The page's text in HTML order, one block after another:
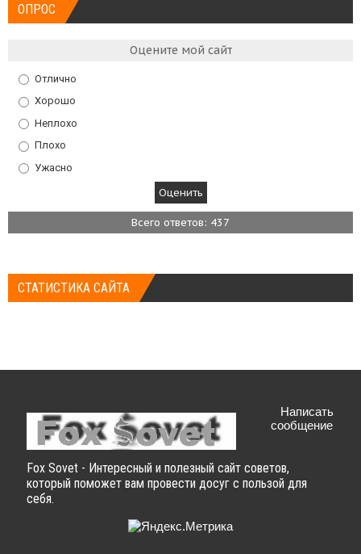
ОПРОС
Оцените мой сайт
Отлично
Хорошо
Неплохо
Плохо
Ужасно
Всего ответов: 437
СТАТИСТИКА САЙТА
Fox Sovet - Интересный и полезный сайт советов,
который поможет вам провести досуг с пользой для
себя.
Написать
сообщение